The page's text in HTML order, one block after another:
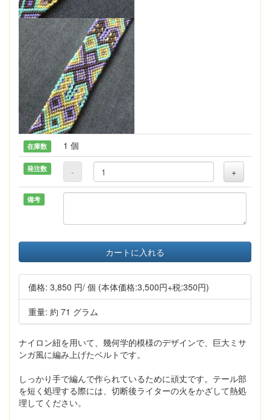
在庫数 1 個
発注数 - +
備考
カートに入れる
価格: 3,850 円/ 個 (本体価格:3,500円+税:350円)
重量: 約 71 グラム
ナイロン紐を用いて、幾何学的模様のデザインで、巨大ミサ
ンガ風に編み上げたベルトです。
しっかり手で編んで作られているために頑丈です。テール部
を短く処理する際には、切断後ライターの火をかざして熱処
理してください。